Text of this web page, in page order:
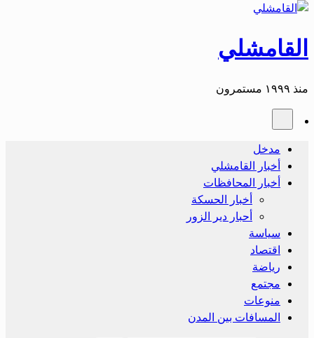
القامشلي
منذ ١٩٩٩ مستمرون
مدخل
أخبار القامشلي
أخبار المحافظات
أخبار الحسكة
أحبار دير الزور
سياسة
اقتصاد
رياضة
مجتمع
منوعات
المسافات بين المدن